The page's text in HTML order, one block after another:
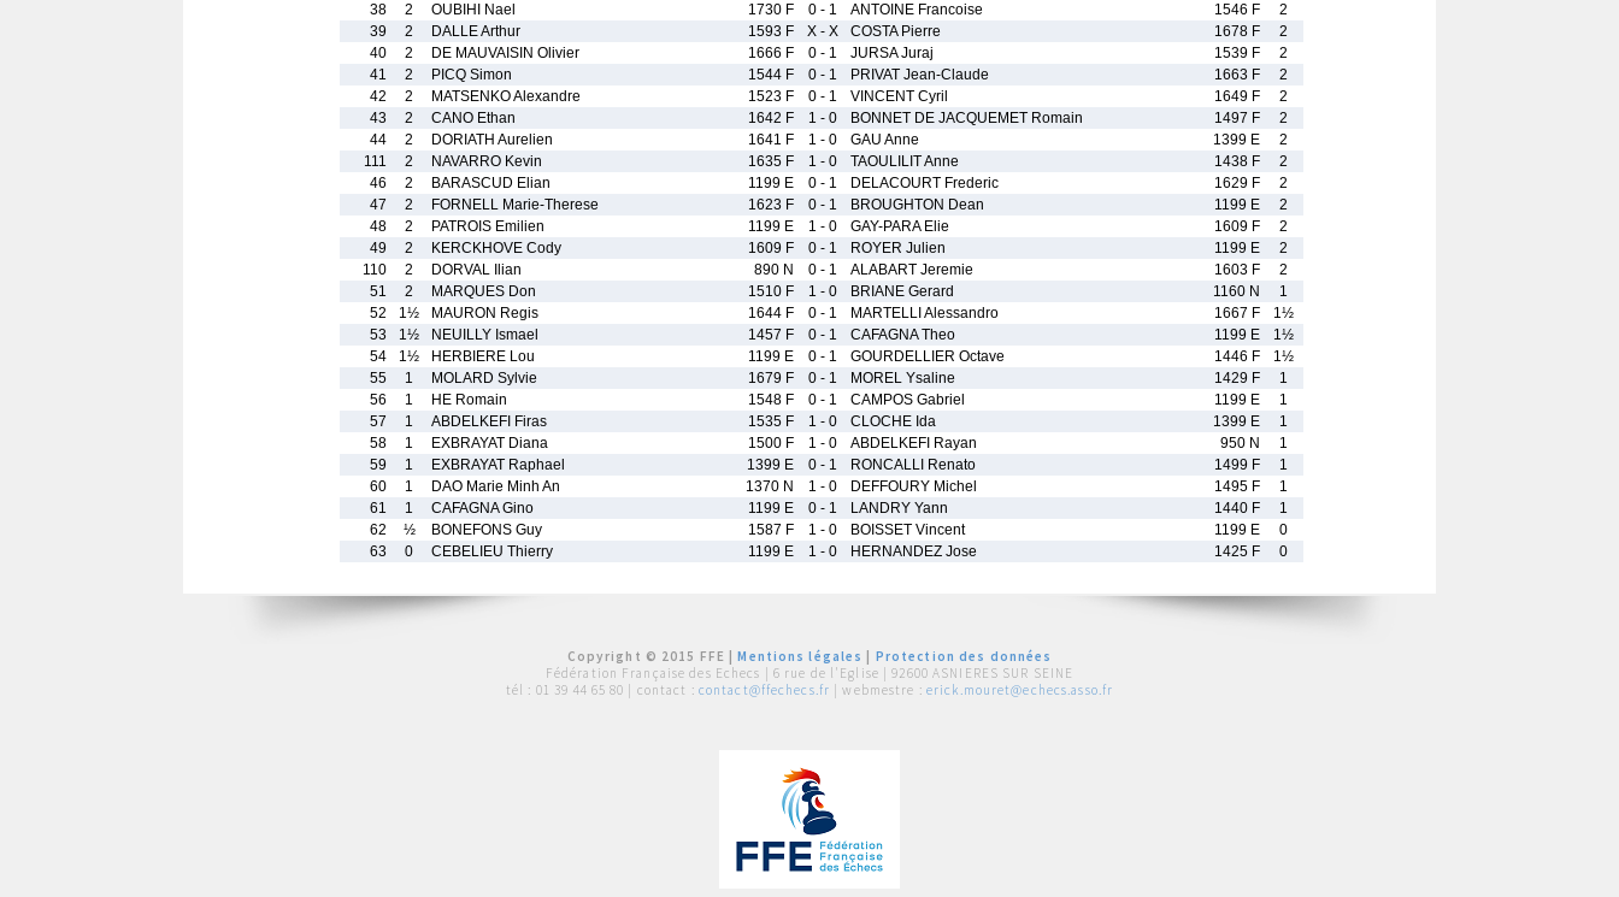
38
2 OUBIHI Nael 1730 F 0 - 1 ANTOINE Francoise 1546 F
2
39
2 DALLE Arthur 1593 F X - X COSTA Pierre 1678 F
2
40
2 DE MAUVAISIN Olivier 1666 F 0 - 1 JURSA Juraj 1539 F
2
41
2 PICQ Simon 1544 F 0 - 1 PRIVAT Jean-Claude 1663 F
2
42
2 MATSENKO Alexandre 1523 F 0 - 1 VINCENT Cyril 1649 F
2
43
2 CANO Ethan 1642 F 1 - 0 BONNET DE JACQUEMET Romain 1497 F
2
44
2 DORIATH Aurelien 1641 F 1 - 0 GAU Anne 1399 E
2
111
2 NAVARRO Kevin 1635 F 1 - 0 TAOULILIT Anne 1438 F
2
46
2 BARASCUD Elian 1199 E 0 - 1 DELACOURT Frederic 1629 F
2
47
2 FORNELL Marie-Therese 1623 F 0 - 1 BROUGHTON Dean 1199 E
2
48
2 PATROIS Emilien 1199 E 1 - 0 GAY-PARA Elie 1609 F
2
49
2 KERCKHOVE Cody 1609 F 0 - 1 ROYER Julien 1199 E
2
110
2 DORVAL Ilian 890 N 0 - 1 ALABART Jeremie 1603 F
2
51
2 MARQUES Don 1510 F 1 - 0 BRIANE Gerard 1160 N
1
52
1½ MAURON Regis 1644 F 0 - 1 MARTELLI Alessandro 1667 F
1½
53
1½ NEUILLY Ismael 1457 F 0 - 1 CAFAGNA Theo 1199 E
1½
54
1½ HERBIERE Lou 1199 E 0 - 1 GOURDELLIER Octave 1446 F
1½
55
1 MOLARD Sylvie 1679 F 0 - 1 MOREL Ysaline 1429 F
1
56
1 HE Romain 1548 F 0 - 1 CAMPOS Gabriel 1199 E
1
57
1 ABDELKEFI Firas 1535 F 1 - 0 CLOCHE Ida 1399 E
1
58
1 EXBRAYAT Diana 1500 F 1 - 0 ABDELKEFI Rayan 950 N
1
59
1 EXBRAYAT Raphael 1399 E 0 - 1 RONCALLI Renato 1499 F
1
60
1 DAO Marie Minh An 1370 N 1 - 0 DEFFOURY Michel 1495 F
1
61
1 CAFAGNA Gino 1199 E 0 - 1 LANDRY Yann 1440 F
1
62
½ BONEFONS Guy 1587 F 1 - 0 BOISSET Vincent 1199 E
0
63
0 CEBELIEU Thierry 1199 E 1 - 0 HERNANDEZ Jose 1425 F 0
Copyright © 2015 FFE |Mentions légales
Protection des données
Fédération Française des Echecs | 6 rue de l'Eglise | 92600 ASNIERES SUR SEINE
tél : 01 39 44 65 80 | contact : contact@ffechecs.fr | webmestre : erick.mouret@echecs.asso.fr